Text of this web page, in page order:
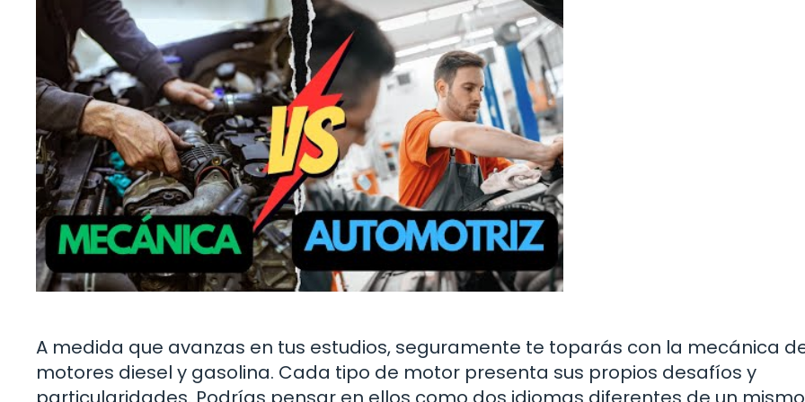
A medida que avanzas en tus estudios, seguramente te toparás con la mecánica
motores diesel y gasolina. Cada tipo de motor presenta sus propios desafíos y